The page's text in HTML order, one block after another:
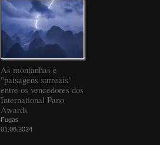
As montanhas e
"paisagens surreais"
entre os vencedores dos
International Pano
Awards
Fugas
01.06.2024